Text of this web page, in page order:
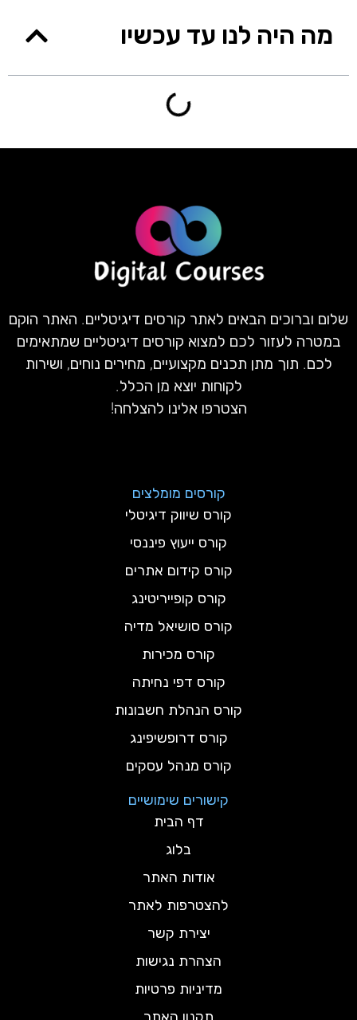
מה היה לנו עד עכשיו
שלום וברוכים הבאים לאתר קורסים דיגיטליים. האתר הוקם
במטרה לעזור לכם למצוא קורסים דיגיטליים שמתאימים
לכם. תוך מתן תכנים מקצועיים, מחירים נוחים, ושירות
לקוחות יוצא מן הכלל.
הצטרפו אלינו להצלחה!
קורסים מומלצים
קורס שיווק דיגיטלי
קורס ייעוץ פיננסי
קורס קידום אתרים
קורס קופייריטינג
קורס סושיאל מדיה
קורס מכירות
קורס דפי נחיתה
קורס הנהלת חשבונות
קורס דרופשיפינג
קורס מנהל עסקים
קישורים שימושיים
דף הבית
בלוג
אודות האתר
להצטרפות לאתר
יצירת קשר
הצהרת נגישות
מדיניות פרטיות